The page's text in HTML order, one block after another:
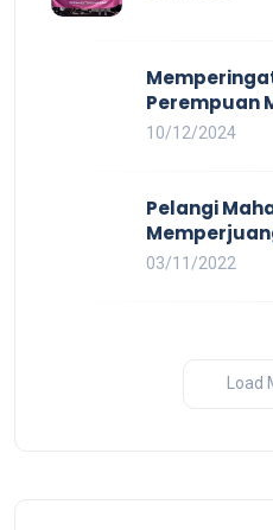
Perempuan
Kerja Layak
10/12/2024
Pelangi
untuk Pekerja
03/11/2022
Load